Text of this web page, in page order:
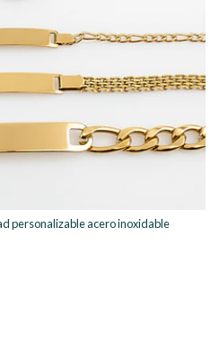
personalizable acero inoxidable